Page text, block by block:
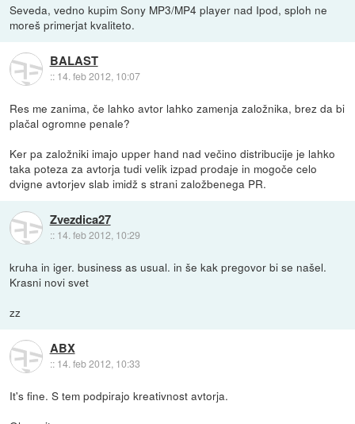
Seveda, vedno kupim Sony MP3/MP4 player nad Ipod, sploh ne
moreš primerjat kvaliteto.
BALAST
:: 14. feb 2012, 10:07
Res me zanima, če lahko avtor lahko zamenja založnika, brez da bi
plačal ogromne penale?
Ker pa založniki imajo upper hand nad večino distribucije je lahko
taka poteza za avtorja tudi velik izpad prodaje in mogoče celo
dvigne avtorjev slab imidž s strani založbenega PR.
Zvezdica27
:: 14. feb 2012, 10:29
kruha in iger. business as usual. in še kak pregovor bi se našel.
Krasni novi svet
zz
ABX
:: 14. feb 2012, 10:33
It's fine. S tem podpirajo kreativnost avtorja.